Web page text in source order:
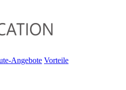
Angebote Vorteile